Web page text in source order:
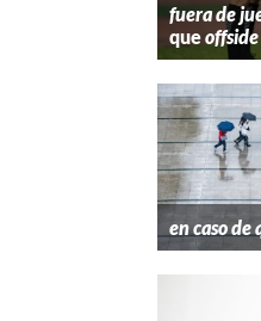
fuera de
queoffside
en caso de